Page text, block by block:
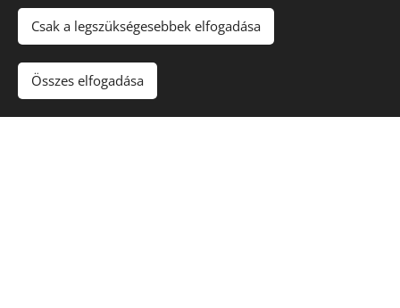
Csak a legszükségesebbek elfogadása
Összes elfogadása